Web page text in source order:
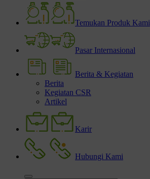
Temukan Produk Kami
Pasar Internasional
Berita & Kegiatan
Berita
Kegiatan CSR
Artikel
Karir
Hubungi Kami